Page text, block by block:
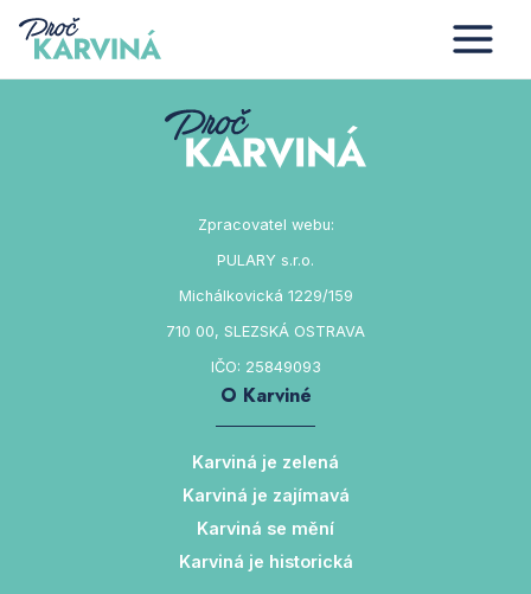
Zpracovatel webu:
PULARY s.r.o.
Michálkovická 1229/159
710 00, SLEZSKÁ OSTRAVA
IČO: 25849093
O Karviné
Karviná je zelená
Karviná je zajímavá
Karviná se mění
Karviná je historická